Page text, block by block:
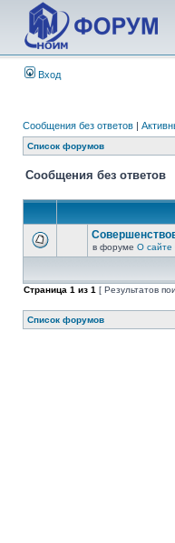
Вход
Сообщения без ответов |
Список форумов
Сообщения без ответов
в форуме О сайте
Страница 1 из 1 [ Результатов
Список форумов